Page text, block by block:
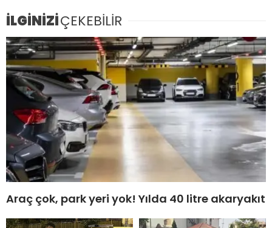
İLGİNİZİÇEKEBİLİR
Araç çok, park yeri yok! Yılda 40 litre akaryakıt